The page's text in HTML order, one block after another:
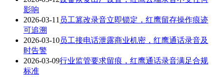
影响
2026-03-11 员工篡改录音立即锁定，红鹰留存操作痕迹
可追溯
2026-03-10员工接电话泄露商业机密，红鹰通话录音及
时告警
2026-03-09行业监管要求留痕，红鹰通话录音满足合规
标准